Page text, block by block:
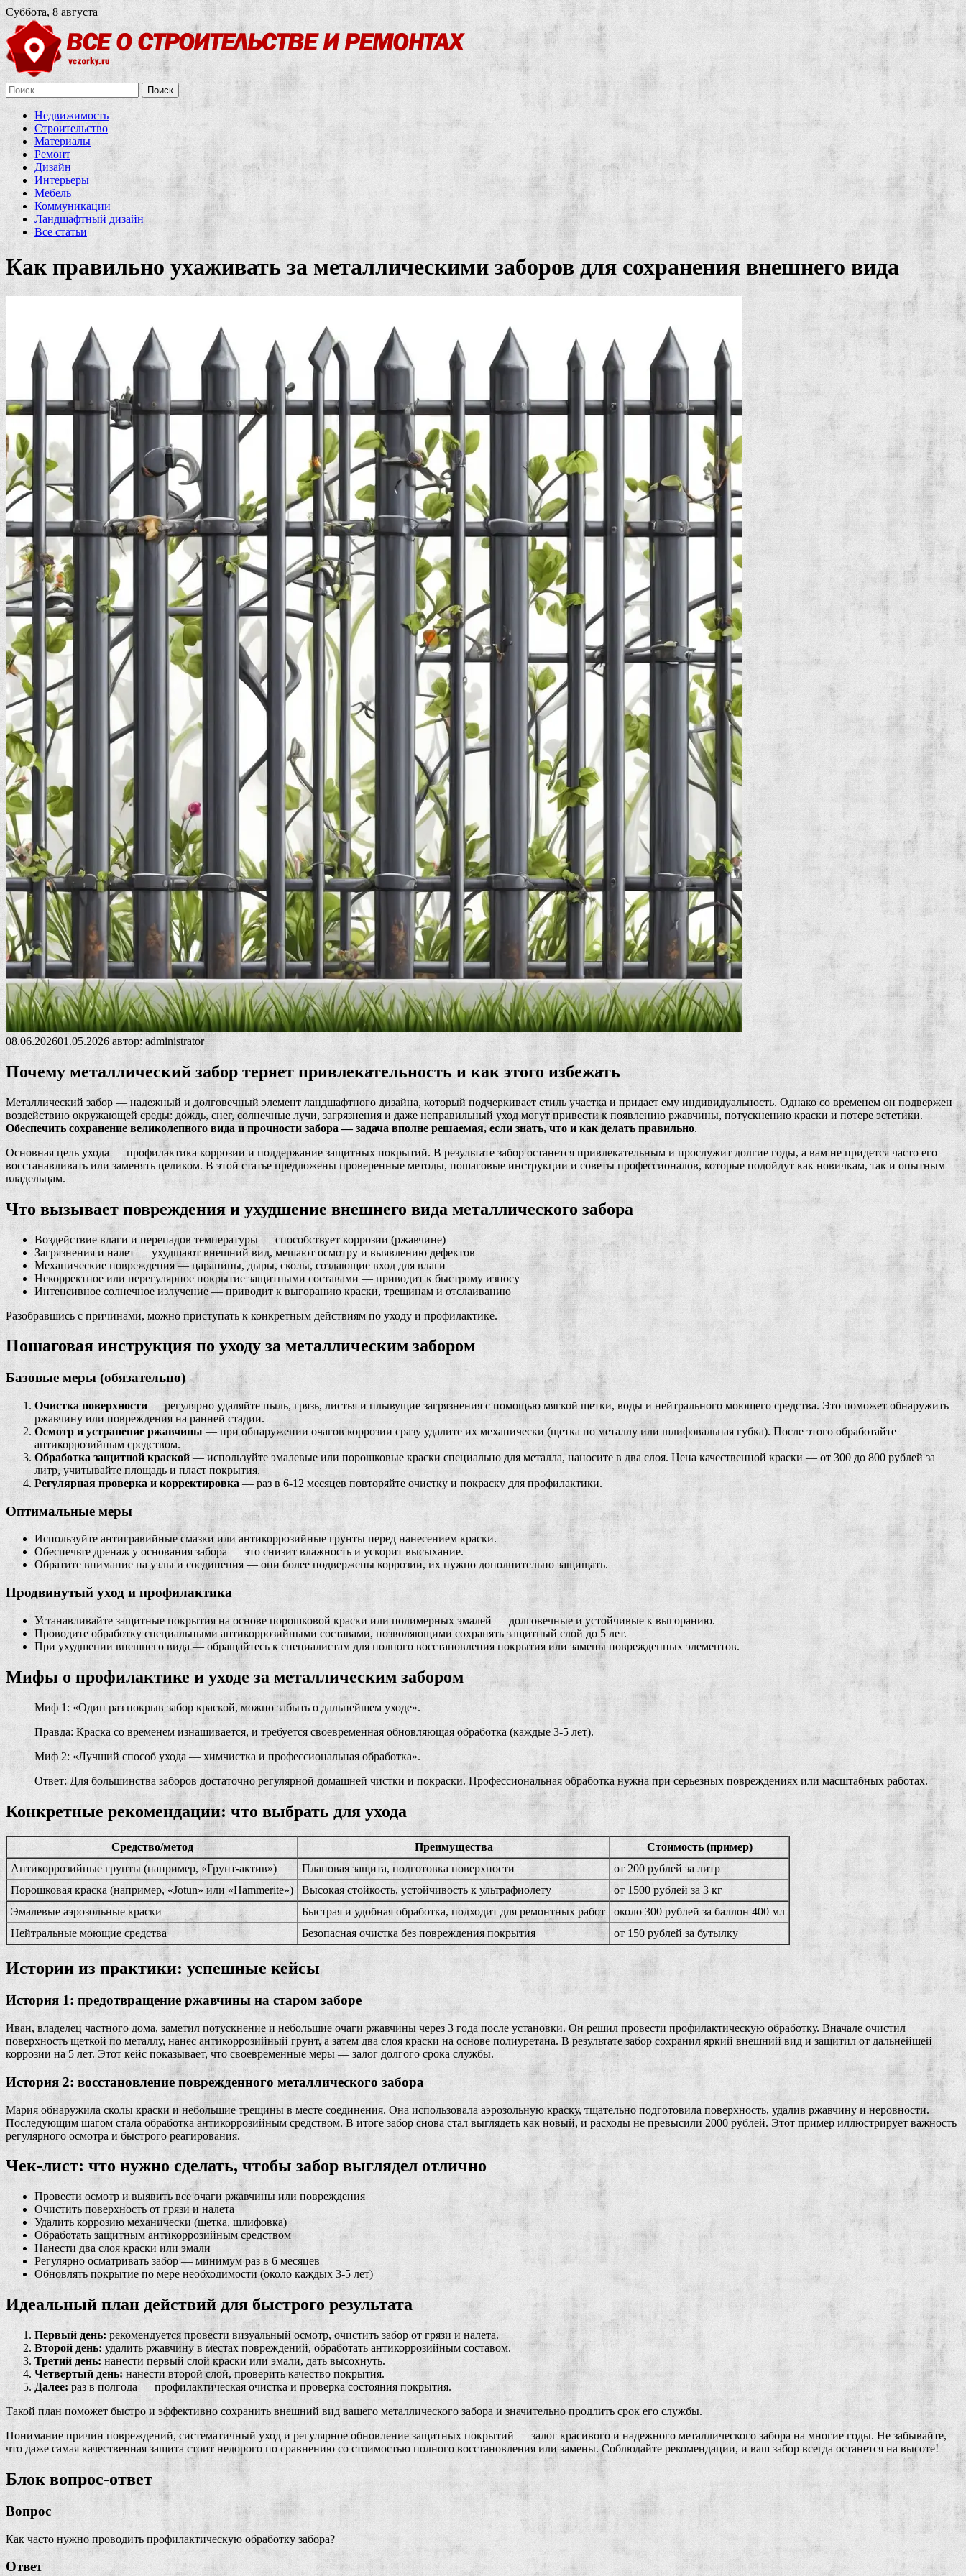
Суббота, 8 августа
Найти:
Недвижимость
Строительство
Материалы
Ремонт
Дизайн
Интерьеры
Мебель
Коммуникации
Ландшафтный дизайн
Все статьи
Как правильно ухаживать за металлическими заборов для сохранения внешнего вида
08.06.202601.05.2026автор: administrator
Почему металлический забор теряет привлекательность и как этого избежать
Металлический забор — надежный и долговечный элемент ландшафтного дизайна, который подчеркивает стиль участка и придает ему индивидуальность. Однако со временем он подвержен
воздействию окружающей среды: дождь, снег, солнечные лучи, загрязнения и даже неправильный уход могут привести к появлению ржавчины, потускнению краски и потере эстетики.
Обеспечить сохранение великолепного вида и прочности забора — задача вполне решаемая, если знать, что и как делать правильно.
Основная цель ухода — профилактика коррозии и поддержание защитных покрытий. В результате забор останется привлекательным и прослужит долгие годы, а вам не придется часто его
восстанавливать или заменять целиком. В этой статье предложены проверенные методы, пошаговые инструкции и советы профессионалов, которые подойдут как новичкам, так и опытным
владельцам.
Что вызывает повреждения и ухудшение внешнего вида металлического забора
Воздействие влаги и перепадов температуры — способствует коррозии (ржавчине)
Загрязнения и налет — ухудшают внешний вид, мешают осмотру и выявлению дефектов
Механические повреждения — царапины, дыры, сколы, создающие вход для влаги
Некорректное или нерегулярное покрытие защитными составами — приводит к быстрому износу
Интенсивное солнечное излучение — приводит к выгоранию краски, трещинам и отслаиванию
Разобравшись с причинами, можно приступать к конкретным действиям по уходу и профилактике.
Пошаговая инструкция по уходу за металлическим забором
Базовые меры (обязательно)
Очистка поверхности — регулярно удаляйте пыль, грязь, листья и плывущие загрязнения с помощью мягкой щетки, воды и нейтрального моющего средства. Это поможет обнаружить
ржавчину или повреждения на ранней стадии.
Осмотр и устранение ржавчины — при обнаружении очагов коррозии сразу удалите их механически (щетка по металлу или шлифовальная губка). После этого обработайте
антикоррозийным средством.
Обработка защитной краской— используйте эмалевые или порошковые краски специально для металла, наносите в два слоя. Цена качественной краски — от 300 до 800 рублей за
литр, учитывайте площадь и пласт покрытия.
Регулярная проверка и корректировка — раз в 6-12 месяцев повторяйте очистку и покраску для профилактики.
Оптимальные меры
Используйте антигравийные смазки или антикоррозийные грунты перед нанесением краски.
Обеспечьте дренаж у основания забора — это снизит влажность и ускорит высыхание.
Обратите внимание на узлы и соединения — они более подвержены коррозии, их нужно дополнительно защищать.
Продвинутый уход и профилактика
Устанавливайте защитные покрытия на основе порошковой краски или полимерных эмалей — долговечные и устойчивые к выгоранию.
Проводите обработку специальными антикоррозийными составами, позволяющими сохранять защитный слой до 5 лет.
При ухудшении внешнего вида — обращайтесь к специалистам для полного восстановления покрытия или замены поврежденных элементов.
Мифы о профилактике и уходе за металлическим забором
Миф 1: «Один раз покрыв забор краской, можно забыть о дальнейшем уходе».
Правда: Краска со временем изнашивается, и требуется своевременная обновляющая обработка (каждые 3-5 лет).
Миф 2: «Лучший способ ухода — химчистка и профессиональная обработка».
Ответ: Для большинства заборов достаточно регулярной домашней чистки и покраски. Профессиональная обработка нужна при серьезных повреждениях или масштабных работах.
Конкретные рекомендации: что выбрать для ухода
Средство/метод Преимущества
Стоимость (пример)
Антикоррозийные грунты (например, «Грунт-актив»)
Плановая защита, подготовка поверхности
от 200 рублей за литр
Порошковая краска (например, «Jotun» или «Hammerite»)
Высокая стойкость, устойчивость к ультрафиолету
от 1500 рублей за 3 кг
Эмалевые аэрозольные краски
Быстрая и удобная обработка, подходит для ремонтных работ
около 300 рублей за баллон 400 мл
Нейтральные моющие средства
Безопасная очистка без повреждения покрытия от 150 рублей за бутылку
Истории из практики: успешные кейсы
История 1: предотвращение ржавчины на старом заборе
Иван, владелец частного дома, заметил потускнение и небольшие очаги ржавчины через 3 года после установки. Он решил провести профилактическую обработку. Вначале очистил
поверхность щеткой по металлу, нанес антикоррозийный грунт, а затем два слоя краски на основе полиуретана. В результате забор сохранил яркий внешний вид и защитил от дальнейшей
коррозии на 5 лет. Этот кейс показывает, что своевременные меры — залог долгого срока службы.
История 2: восстановление поврежденного металлического забора
Мария обнаружила сколы краски и небольшие трещины в месте соединения. Она использовала аэрозольную краску, тщательно подготовила поверхность, удалив ржавчину и неровности.
Последующим шагом стала обработка антикоррозийным средством. В итоге забор снова стал выглядеть как новый, и расходы не превысили 2000 рублей. Этот пример иллюстрирует важность
регулярного осмотра и быстрого реагирования.
Чек-лист: что нужно сделать, чтобы забор выглядел отлично
Провести осмотр и выявить все очаги ржавчины или повреждения
Очистить поверхность от грязи и налета
Удалить коррозию механически (щетка, шлифовка)
Обработать защитным антикоррозийным средством
Нанести два слоя краски или эмали
Регулярно осматривать забор — минимум раз в 6 месяцев
Обновлять покрытие по мере необходимости (около каждых 3-5 лет)
Идеальный план действий для быстрого результата
Первый день: рекомендуется провести визуальный осмотр, очистить забор от грязи и налета.
Второй день: удалить ржавчину в местах повреждений, обработать антикоррозийным составом.
Третий день: нанести первый слой краски или эмали, дать высохнуть.
Четвертый день: нанести второй слой, проверить качество покрытия.
Далее: раз в полгода — профилактическая очистка и проверка состояния покрытия.
Такой план поможет быстро и эффективно сохранить внешний вид вашего металлического забора и значительно продлить срок его службы.
Понимание причин повреждений, систематичный уход и регулярное обновление защитных покрытий — залог красивого и надежного металлического забора на многие годы. Не забывайте,
что даже самая качественная защита стоит недорого по сравнению со стоимостью полного восстановления или замены. Соблюдайте рекомендации, и ваш забор всегда останется на высоте!
Блок вопрос-ответ
Вопрос
Как часто нужно проводить профилактическую обработку забора?
Ответ